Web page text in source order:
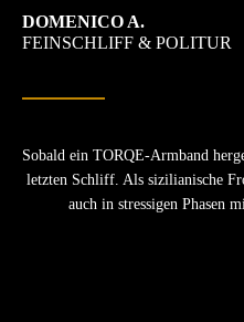
DOMENICO A.
FEINSCHLIFF & POLITUR
Sobald ein TORQE-Armband
letzten Schliff. Als sizilianische
auch in stressigen Phasen